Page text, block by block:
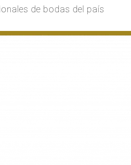
de bodas del país